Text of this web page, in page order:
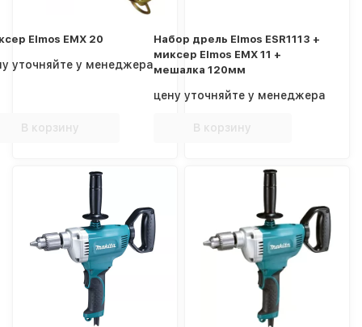
Elmos EMX 20
уточняйте у менеджера
В корзину
Набор дрель Elmos ESR1113 +
миксер Elmos EMX 11 +
мешалка 120мм
цену уточняйте у менеджера
В корзину